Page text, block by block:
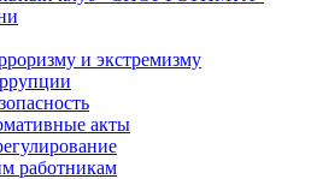
и экстремизму
акты
работникам